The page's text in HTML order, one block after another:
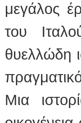
μεγάλος
του
θυελλώδη
Μια